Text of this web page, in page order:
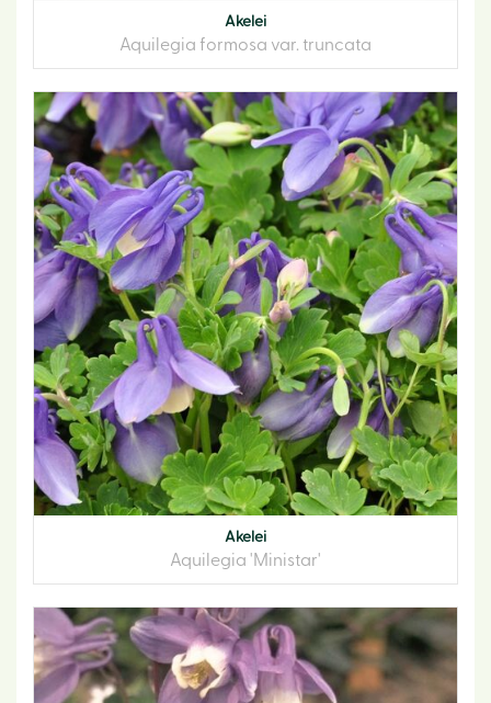
Akelei
Aquilegia formosa var. truncata
Akelei
Aquilegia 'Ministar'